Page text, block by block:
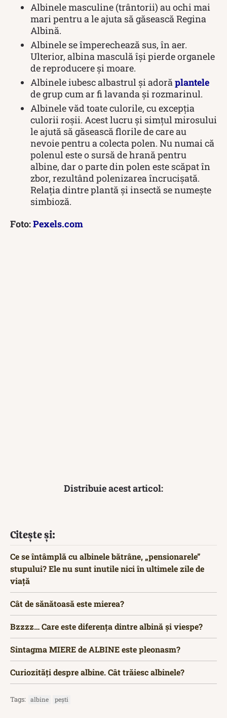
Albinele masculine (trântorii) au ochi mai
mari pentru a le ajuta să găsească Regina
Albină.
Albinele se împerechează sus, în aer.
Ulterior, albina masculă își pierde organele
de reproducere și moare.
Albinele iubesc albastrul și adoră plantele
de grup cum ar fi lavanda și rozmarinul.
Albinele văd toate culorile, cu excepția
culorii roșii. Acest lucru și simțul mirosului
le ajută să găsească florile de care au
nevoie pentru a colecta polen. Nu numai că
polenul este o sursă de hrană pentru
albine, dar o parte din polen este scăpat în
zbor, rezultând polenizarea încrucișată.
Relația dintre plantă și insectă se numește
simbioză.
Foto:Pexels.com
Distribuie acest articol:
Citește și:
Ce se întâmplă cu albinele bătrâne, „pensionarele”
stupului? Ele nu sunt inutile nici în ultimele zile de
viață
Cât de sănătoasă este mierea?
Bzzzz… Care este diferența dintre albină și viespe?
Sintagma MIERE de ALBINE este pleonasm?
Curiozități despre albine. Cât trăiesc albinele?
Tags: albine pești